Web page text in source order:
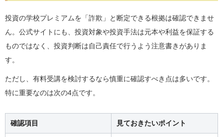
投資の学校プレミアムを「詐欺」と断定できる根拠は確認できませ
ん。公式サイトにも、投資対象や投資手法は元本や利益を保証する
ものではなく、投資判断は自己責任で行うよう注意書きがありま
す。
ただし、有料受講を検討するなら慎重に確認すべき点は多いです。
特に重要なのは次の4点です。
確認項目 見ておきたいポイント